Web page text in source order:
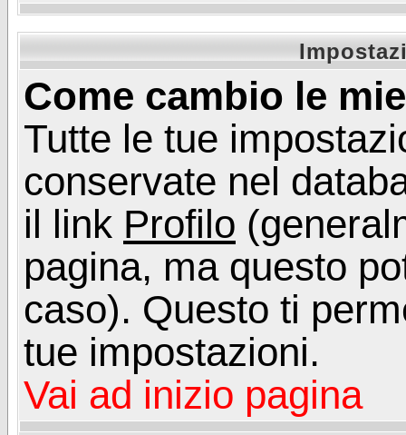
Come cambio le
Tutte le tue
conservate nel
il link Profilo
pagina, ma questo
caso). Questo ti
tue impostazioni.
Vai ad inizio pagina